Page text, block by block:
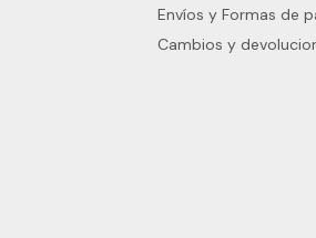
Envíos y Formas de
Cambios y